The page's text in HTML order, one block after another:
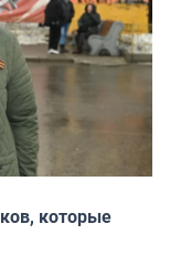
которые